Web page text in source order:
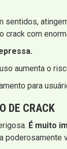
crack com
aumenta o
para
DE CRACK
É muito
poderosamente